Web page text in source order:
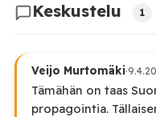
Keskustelu 1
Veijo Murtomäki·
Tämähän on taas
propagointia.